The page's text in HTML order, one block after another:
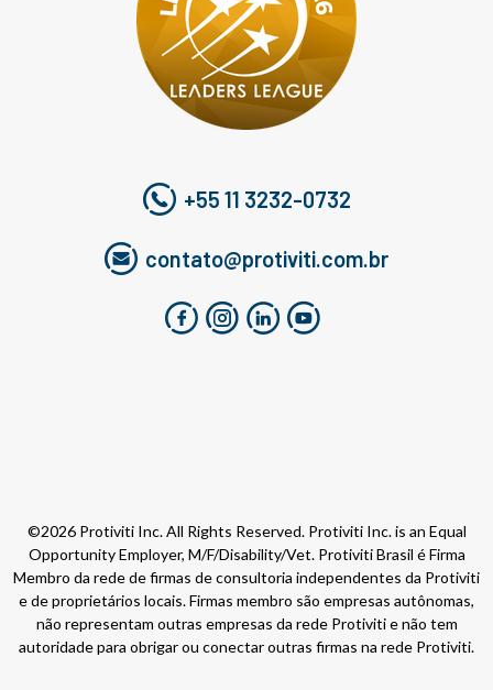
+55 11 3232-0732
contato@protiviti.com.br
©2026 Protiviti Inc. All Rights Reserved. Protiviti Inc. is an Equal
Opportunity Employer, M/F/Disability/Vet. Protiviti Brasil é Firma
Membro da rede de firmas de consultoria independentes da Protiviti
e de proprietários locais. Firmas membro são empresas autônomas,
não representam outras empresas da rede Protiviti e não tem
autoridade para obrigar ou conectar outras firmas na rede Protiviti.